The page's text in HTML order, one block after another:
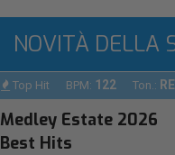
NOVITÀ DELLA
Top Hit BPM: 122 Ton.:
Medley Estate 2026
Best Hits